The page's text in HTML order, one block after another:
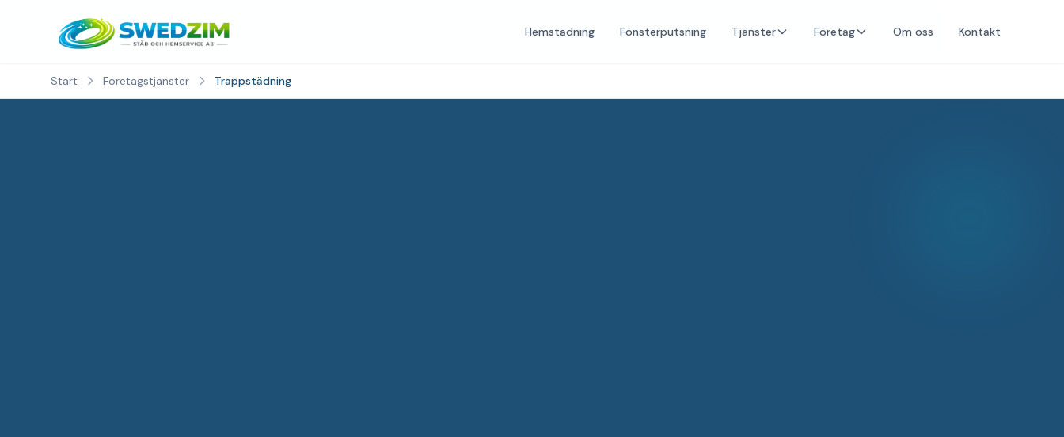
Hemstädning Fönsterputsning Tjänster Företag Om oss Kontakt
Start Företagstjänster Trappstädning